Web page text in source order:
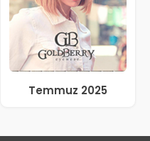
Temmuz 2025